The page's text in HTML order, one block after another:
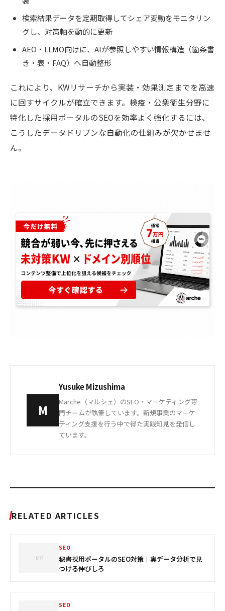
検索結果データを定期取得してシェア変動をモニタリン
グし、対策軸を動的に更新
AEO・LLMO向けに、AIが参照しやすい情報構造（箇条書
き・表・FAQ）へ自動整形
これにより、KWリサーチから実装・効果測定までを高速
に回すサイクルが確立できます。検疫・公衆衛生分野に
特化した採用ポータルのSEOを効率よく強化するには、
こうしたデータドリブンな自動化の仕組みが欠かせませ
ん。
M
Yusuke Mizushima
Marche（マルシェ）のSEO・マーケティング専
門チームが執筆しています。新規事業のマーケ
ティング支援を行う中で得た実践知見を発信し
ています。
RELATED ARTICLES
IMG
SEO
秘書採用ポータルのSEO対策｜実データ分析で見
つける伸びしろ
SEO